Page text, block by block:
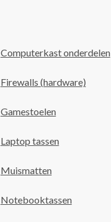
Computerkast onderdelen
Firewalls (hardware)
Gamestoelen
Laptop tassen
Muismatten
Notebooktassen